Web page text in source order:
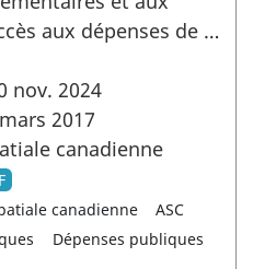
aux dépenses de …
nov. 2024
2017
canadienne
canadienne
ASC
Dépenses publiques